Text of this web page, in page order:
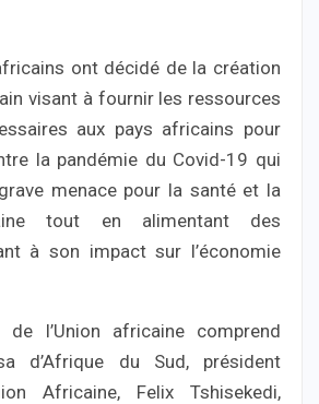
ont décidé de la création
visant à fournir les ressources
aux pays africains pour
la pandémie du Covid-19 qui
menace pour la santé et la
tout en alimentant des
à son impact sur l’économie
de l’Union africaine comprend
d’Afrique du Sud, président
Africaine, Felix Tshisekedi,